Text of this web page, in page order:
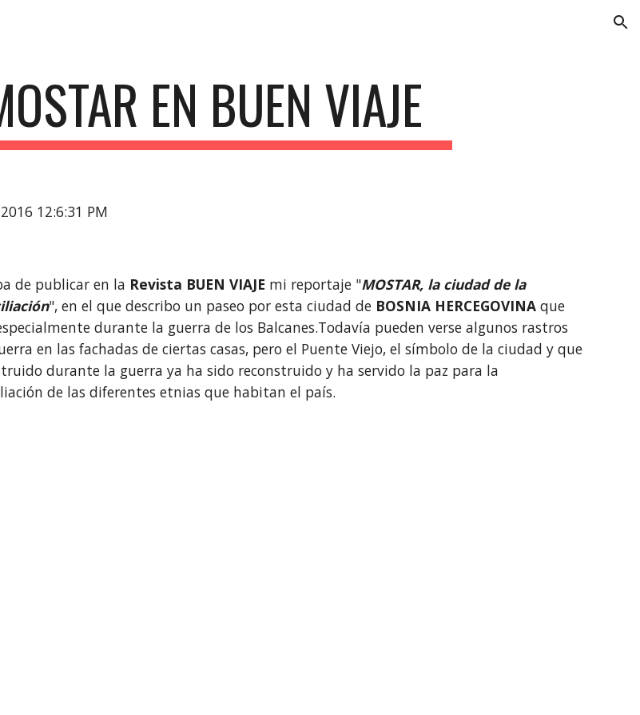
EN BUEN VIAJE
12:6:31 PM
de publicar en la Revista BUEN VIAJE mi reportaje "MOSTAR, la ciudad de la
", en el que describo un paseo por esta ciudad de BOSNIA HERCEGOVINA que
durante la guerra de los Balcanes.Todavía pueden verse algunos rastros
en las fachadas de ciertas casas, pero el Puente Viejo, el símbolo de la ciudad y que
durante la guerra ya ha sido reconstruido y ha servido la paz para la
de las diferentes etnias que habitan el país.